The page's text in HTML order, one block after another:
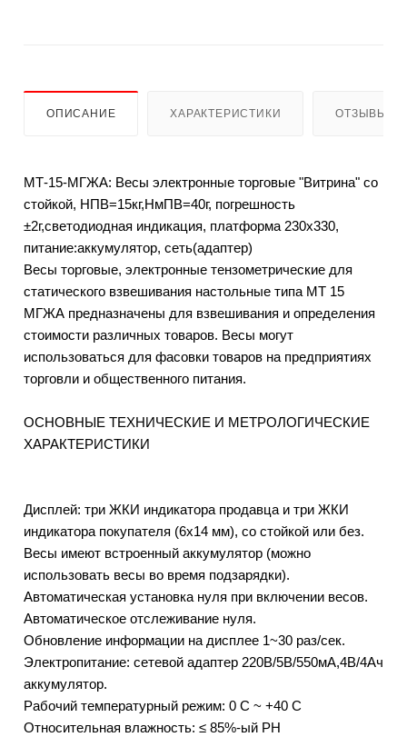
ОПИСАНИЕ ХАРАКТЕРИСТИКИ ОТЗЫВЫ
МТ-15-МГЖА: Весы электронные торговые "Витрина" со
стойкой, НПВ=15кг,НмПВ=40г, погрешность
±2г,светодиодная индикация, платформа 230х330,
питание:аккумулятор, сеть(адаптер)
Весы торговые, электронные тензометрические для
статического взвешивания настольные типа МТ 15
МГЖА предназначены для взвешивания и определения
стоимости различных товаров. Весы могут
использоваться для фасовки товаров на предприятиях
торговли и общественного питания.
ОСНОВНЫЕ ТЕХНИЧЕСКИЕ И МЕТРОЛОГИЧЕСКИЕ
ХАРАКТЕРИСТИКИ
Дисплей: три ЖКИ индикатора продавца и три ЖКИ
индикатора покупателя (6х14 мм), со стойкой или без.
Весы имеют встроенный аккумулятор (можно
использовать весы во время подзарядки).
Автоматическая установка нуля при включении весов.
Автоматическое отслеживание нуля.
Обновление информации на дисплее 1~30 раз/сек.
Электропитание: сетевой адаптер 220В/5В/550мА,4В/4Ач
аккумулятор.
Рабочий температурный режим: 0 С ~ +40 С
Относительная влажность: ≤ 85%-ый PH